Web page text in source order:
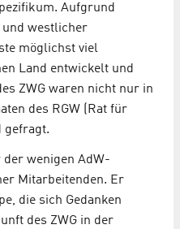
Aufgrund
und westlicher
möglichst viel
Land entwickelt und
ZWG waren nicht nur in
des RGW (Rat für
gefragt.
der wenigen AdW-
Mitarbeitenden. Er
die sich Gedanken
des ZWG in der